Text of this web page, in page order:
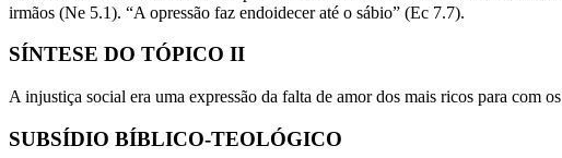
irmãos (Ne 5.1). “A opressão faz endoidecer até o sábio” (Ec 7.7).
SÍNTESE DO TÓPICO II
A injustiça social era uma expressão da falta de amor dos mais ricos para com
SUBSÍDIO BÍBLICO-TEOLÓGICO